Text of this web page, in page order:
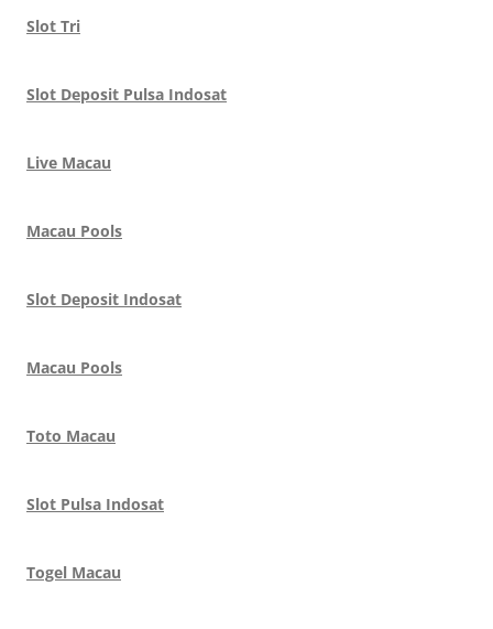
Slot Tri
Slot Deposit Pulsa Indosat
Live Macau
Macau Pools
Slot Deposit Indosat
Macau Pools
Toto Macau
Slot Pulsa Indosat
Togel Macau